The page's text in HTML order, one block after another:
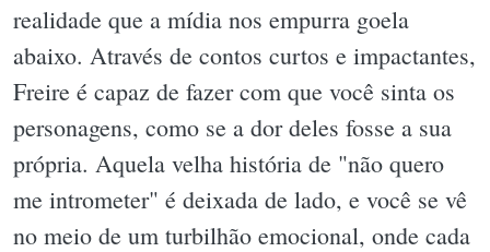
realidade que a mídia nos empurra goela
abaixo. Através de contos curtos e impactantes,
Freire é capaz de fazer com que você sinta os
personagens, como se a dor deles fosse a sua
própria. Aquela velha história de "não quero
me intrometer" é deixada de lado, e você se vê
no meio de um turbilhão emocional, onde cada